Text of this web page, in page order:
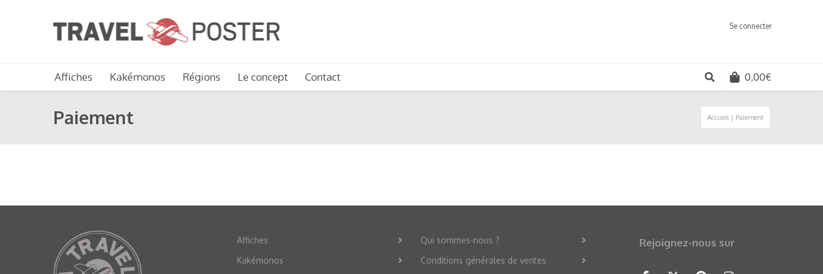
Se connecter
Affiches Kakémonos Régions Le concept Contact 0,00€
Paiement Accueil| Paiement
Affiches
Kakémonos
Qui sommes-nous ?
Conditions générales de ventes
Rejoignez-nous sur